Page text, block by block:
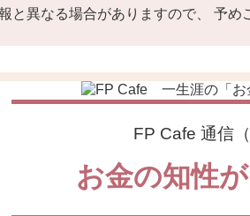
と異なる場合がありますので、 予め
FP Cafe 通信
お金の知性